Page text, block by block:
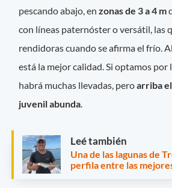
pescando abajo, en zonas de 3 a 4 m
con líneas paternóster o versátil, las
rendidoras cuando se afirma el frío.
está la mejor calidad. Si optamos por
habrá muchas llevadas, peroarriba
juvenil abunda.
Leé también
Una de las lagunas de
perfila entre las